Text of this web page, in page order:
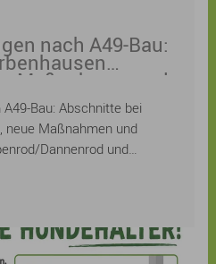
nach A49-Bau:
Maßnahmen und
und Maulbach
Bau: Abschnitte bei
neue Maßnahmen und
Dannenrod und